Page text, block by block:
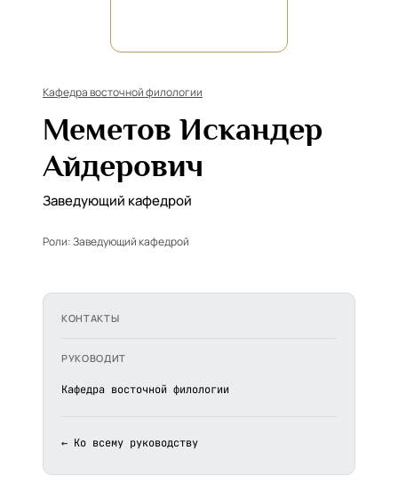
Кафедра восточной филологии
Меметов Искандер
Айдерович
Заведующий кафедрой
Роли:Заведующий кафедрой
КОНТАКТЫ
РУКОВОДИТ
Кафедра восточной филологии
← Ко всему руководству